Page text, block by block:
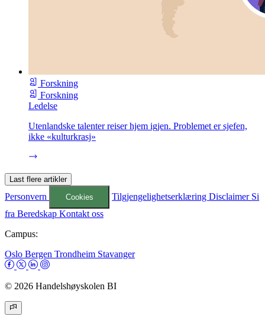
Forskning
Forskning
Ledelse
Utenlandske talenter reiser hjem igjen. Problemet er sjefen,
ikke «kulturkrasj»
Last flere artikler
Personvern Cookies TilgjengelighetserklæringDisclaimer Si
fra Beredskap Kontakt oss
Campus:
Oslo Bergen Trondheim Stavanger
© 2026 Handelshøyskolen BI